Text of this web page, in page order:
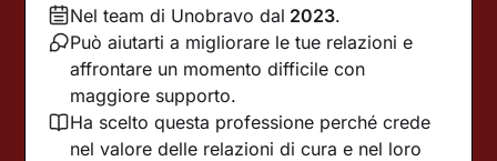
Nel team di Unobravo dal 2023.
Può aiutarti a migliorare le tue relazioni e
affrontare un momento difficile con
maggiore supporto.
Ha scelto questa professione perché crede
nel valore delle relazioni di cura e nel loro